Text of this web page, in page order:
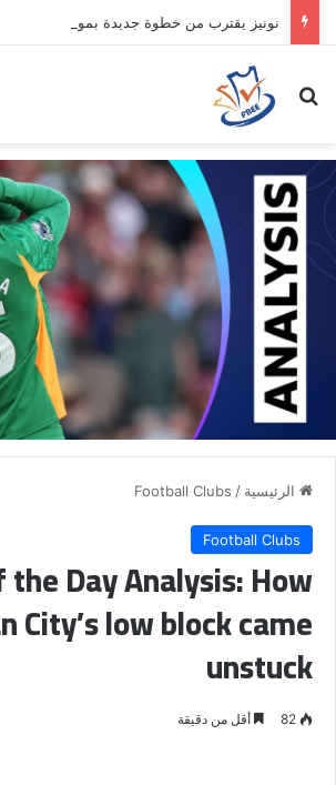
نونيز يقترب من خطوة جديدة بموافقة الهلال
بحث عن
الرئيسية /
Football Clubs
Football Clubs
Day Analysis: How
City’s low block came
unstuck
82 أقل من دقيقة